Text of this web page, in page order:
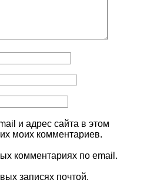
и адрес сайта в этом
моих комментариев.
комментариях по email.
записях почтой.